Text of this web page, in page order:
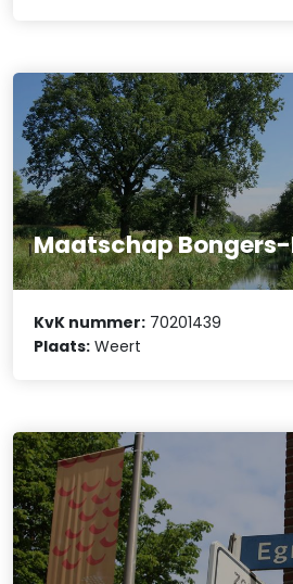
Maatschap
KvK nummer: 70201439
Plaats: Weert